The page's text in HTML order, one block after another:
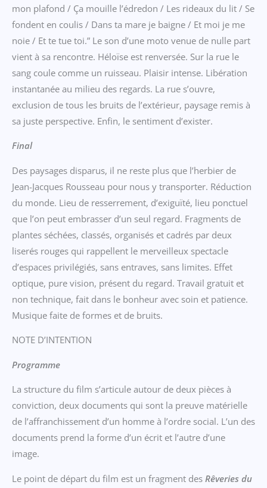
mon plafond / Ça mouille l’édredon / Les rideaux du lit / Se
fondent en coulis / Dans ta mare je baigne / Et moi je me
noie / Et te tue toi.” Le son d’une moto venue de nulle part
vient à sa rencontre. Héloïse est renversée. Sur la rue le
sang coule comme un ruisseau. Plaisir intense. Libération
instantanée au milieu des regards. La rue s’ouvre,
exclusion de tous les bruits de l’extérieur, paysage remis à
sa juste perspective. Enfin, le sentiment d’exister.
Final
Des paysages disparus, il ne reste plus que l’herbier de
Jean-Jacques Rousseau pour nous y transporter. Réduction
du monde. Lieu de resserrement, d’exiguïté, lieu ponctuel
que l’on peut embrasser d’un seul regard. Fragments de
plantes séchées, classés, organisés et cadrés par deux
liserés rouges qui rappellent le merveilleux spectacle
d’espaces privilégiés, sans entraves, sans limites. Effet
optique, pure vision, présent du regard. Travail gratuit et
non technique, fait dans le bonheur avec soin et patience.
Musique faite de formes et de bruits.
NOTE D’INTENTION
Programme
La structure du film s’articule autour de deux pièces à
conviction, deux documents qui sont la preuve matérielle
de l’affranchissement d’un homme à l’ordre social. L’un des
documents prend la forme d’un écrit et l’autre d’une
image.
Le point de départ du film est un fragment des Reveries du